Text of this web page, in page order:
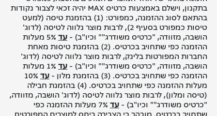
בתקנון, וישלם באמצעות כרטיס MAX יהיה זכאי לצבור נקודות
בהתאם לסוג ההזמנה, כמפורט: (1) בהזמנת טיסה (למעט
טיסות כמפורט בסעיף 2), לרבות מוצר נלווה לטיסה (לדוג'
הושבה, מזוודה, "כרטיס משודרג"" וכיו"ב) - עד
5% מעלות
ההזמנה כפי שתחויב בכרטיס. (2) בהזמנת טיסות מאחת
החברות המפורטות בלינק, לרבות מוצר נלווה לטיסה (לדוג'
הושבה, מזוודה, "כרטיס משודרג"" וכיו"ב) - עד
1% מעלות
ההזמנה כפי שתחויב בכרטיס. (3) בהזמנת מלון -
עד 10%
מעלות ההזמנה כפי שתחויב בכרטיס. (4) בהזמנת חבילה
(טיסה ומלון), לרבות מוצר נלווה לטיסה (לדוג' הושבה, מזוודה,
"כרטיס משודרג"" וכיו"ב) - עד
7% מעלות ההזמנה כפי
שתחויב בכרטיס. מובהר כי הצבירה ביחס למוצרים המפורטים